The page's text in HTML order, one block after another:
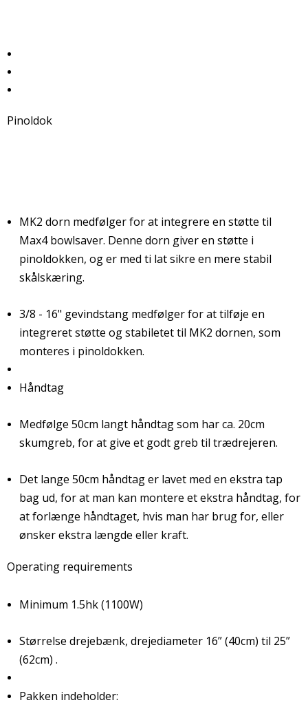
Pinoldok
MK2 dorn medfølger for at integrere en støtte til
Max4 bowlsaver. Denne dorn giver en støtte i
pinoldokken, og er med ti lat sikre en mere stabil
skålskæring.
3/8 - 16" gevindstang medfølger for at tilføje en
integreret støtte og stabiletet til MK2 dornen, som
monteres i pinoldokken.
Håndtag
Medfølge 50cm langt håndtag som har ca. 20cm
skumgreb, for at give et godt greb til trædrejeren.
Det lange 50cm håndtag er lavet med en ekstra tap
bag ud, for at man kan montere et ekstra håndtag, for
at forlænge håndtaget, hvis man har brug for, eller
ønsker ekstra længde eller kraft.
Operating requirements
Minimum 1.5hk (1100W)
Størrelse drejebænk, drejediameter 16” (40cm) til 25”
(62cm) .
Pakken indeholder: